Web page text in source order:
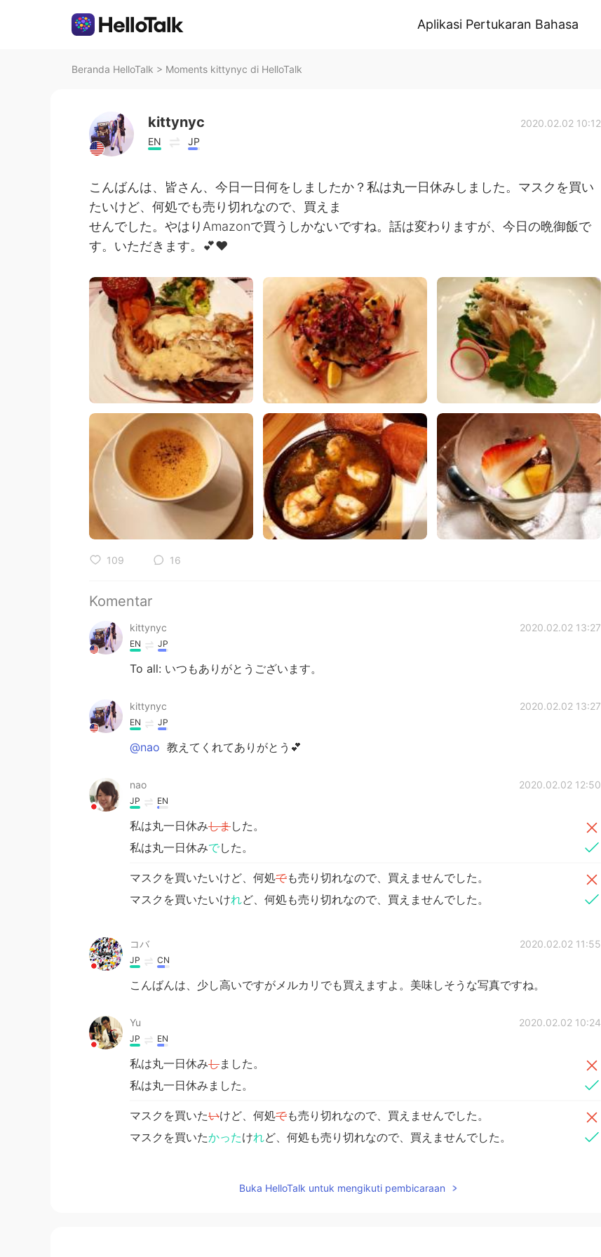
Aplikasi Pertukaran Bahasa
Beranda HelloTalk > Moments kittynyc di HelloTalk
kittynyc
EN JP
2020.02.02 10:12
こんばんは、皆さん、今日一日何をしましたか？私は丸一日休みしました。マスクを買い
たいけど、何処でも売り切れなので、買えま
せんでした。やはりAmazonで買うしかないですね。話は変わりますが、今日の晩御飯で
す。いただきます。💕❤
109 16
Komentar
kittynyc 2020.02.02 13:27
EN JP
To all: いつもありがとうございます。
kittynyc 2020.02.02 13:27
EN JP
@nao 教えてくれてありがとう💕
nao 2020.02.02 12:50
JP EN
私は丸一日休みしました。
私は丸一日休みでした。
マスクを買いたいけど、何処でも売り切れなので、買えませんでした。
マスクを買いたいけれど、何処も売り切れなので、買えませんでした。
コバ 2020.02.02 11:55
JP CN
こんばんは、少し高いですがメルカリでも買えますよ。美味しそうな写真ですね。
Yu 2020.02.02 10:24
JP EN
私は丸一日休みしました。
私は丸一日休みました。
マスクを買いたいけど、何処でも売り切れなので、買えませんでした。
マスクを買いたかったけれど、何処も売り切れなので、買えませんでした。
Buka HelloTalk untuk mengikuti pembicaraan